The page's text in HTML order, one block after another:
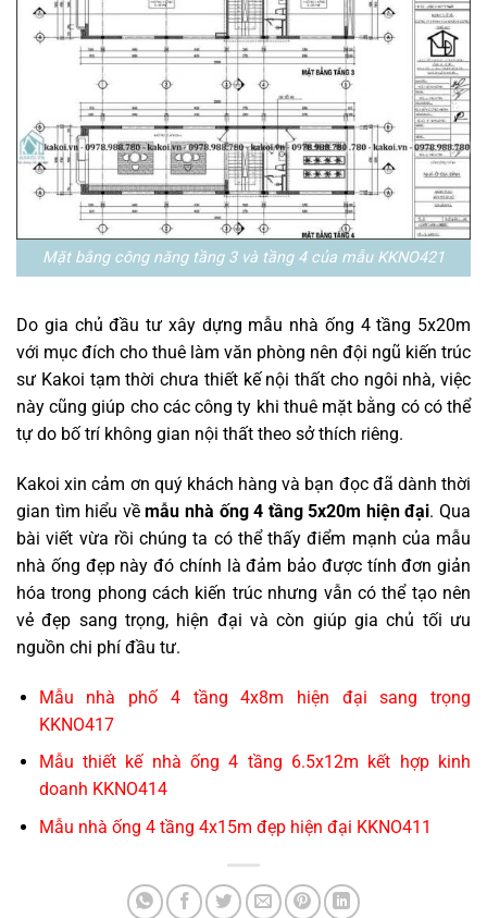
Mặt bằng công năng tầng 3 và tầng 4 của mẫu KKNO421
Do gia chủ đầu tư xây dựng mẫu nhà ống 4 tầng 5x20m
với mục đích cho thuê làm văn phòng nên đội ngũ kiến trúc
sư Kakoi tạm thời chưa thiết kế nội thất cho ngôi nhà, việc
này cũng giúp cho các công ty khi thuê mặt bằng có có thể
tự do bố trí không gian nội thất theo sở thích riêng.
Kakoi xin cảm ơn quý khách hàng và bạn đọc đã dành thời
gian tìm hiểu vềmẫu nhà ống 4 tầng 5x20m hiện đại. Qua
bài viết vừa rồi chúng ta có thể thấy điểm mạnh của mẫu
nhà ống đẹp này đó chính là đảm bảo được tính đơn giản
hóa trong phong cách kiến trúc nhưng vẫn có thể tạo nên
vẻ đẹp sang trọng, hiện đại và còn giúp gia chủ tối ưu
nguồn chi phí đầu tư.
Mẫu nhà phố 4 tầng 4x8m hiện đại sang trọng
KKNO417
Mẫu thiết kế nhà ống 4 tầng 6.5x12m kết hợp kinh
doanh KKNO414
Mẫu nhà ống 4 tầng 4x15m đẹp hiện đại KKNO411